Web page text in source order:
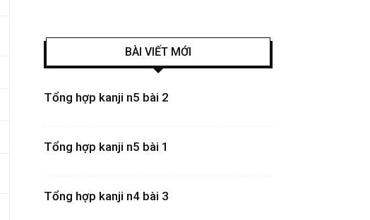
BÀI VIẾT MỚI
Tổng hợp kanji n5 bài 2
Tổng hợp kanji n5 bài 1
Tổng hợp kanji n4 bài 3